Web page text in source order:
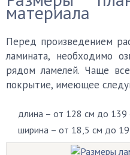
материала
Перед произведением
ламината, необходимо
рядом ламелей. Чаще
покрытие, имеющее
длина – от 128 см до 139
ширина – от 18,5 см до